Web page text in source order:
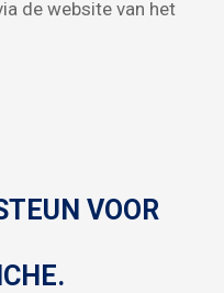
de website van het
VOOR